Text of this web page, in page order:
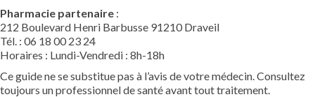
Pharmacie partenaire :
212 Boulevard Henri Barbusse 91210 Draveil
Tél. : 06 18 00 23 24
Horaires : Lundi-Vendredi : 8h-18h
Ce guide ne se substitue pas à l’avis de votre médecin. Consultez
toujours un professionnel de santé avant tout traitement.